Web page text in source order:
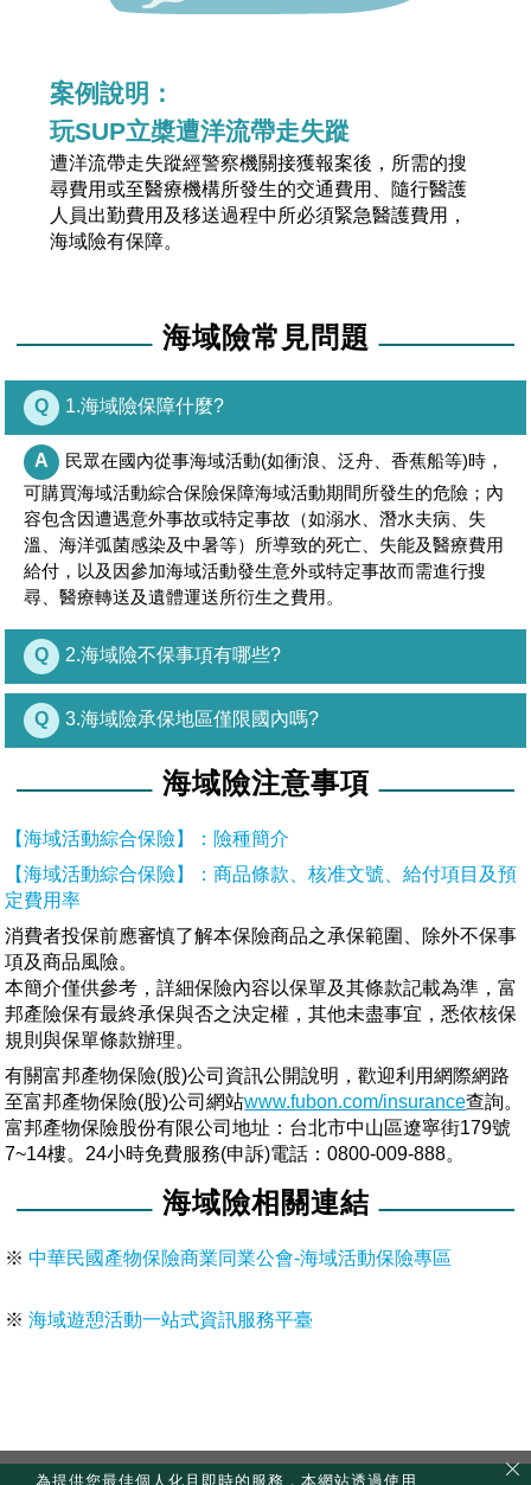
案例說明：
玩SUP立槳遭洋流帶走失蹤
遭洋流帶走失蹤經警察機關接獲報案後，所需的搜
尋費用或至醫療機構所發生的交通費用、隨行醫護
人員出勤費用及移送過程中所必須緊急醫護費用，
海域險有保障。
海域險常見問題
Q 1.海域險保障什麼?
A
民眾在國內從事海域活動(如衝浪、泛舟、香蕉船等)時，
可購買海域活動綜合保險保障海域活動期間所發生的危險；內
容包含因遭遇意外事故或特定事故（如溺水、潛水夫病、失
溫、海洋弧菌感染及中暑等）所導致的死亡、失能及醫療費用
給付，以及因參加海域活動發生意外或特定事故而需進行搜
尋、醫療轉送及遺體運送所衍生之費用。
Q 2.海域險不保事項有哪些?
Q 3.海域險承保地區僅限國內嗎?
海域險注意事項
【海域活動綜合保險】：險種簡介
【海域活動綜合保險】：商品條款、核准文號、給付項目及預
定費用率
消費者投保前應審慎了解本保險商品之承保範圍、除外不保事
項及商品風險。
本簡介僅供參考，詳細保險內容以保單及其條款記載為準，富
邦產險保有最終承保與否之決定權，其他未盡事宜，悉依核保
規則與保單條款辦理。
有關富邦產物保險(股)公司資訊公開說明，歡迎利用網際網路
至富邦產物保險(股)公司網站www.fubon.com/insurance查詢。
富邦產物保險股份有限公司地址：台北市中山區遼寧街179號
7~14樓。24小時免費服務(申訴)電話：0800-009-888。
海域險相關連結
※中華民國產物保險商業同業公會-海域活動保險專區
※海域遊憩活動一站式資訊服務平臺
為提供您最佳個人化且即時的服務，本網站透過使用